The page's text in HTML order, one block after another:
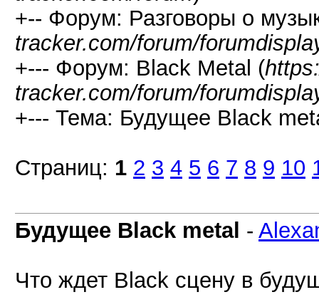
+-- Форум: Разговоры о
tracker.com/forum/
+--- Форум: Black Metal (
tracker.com/forum/
+--- Тема: Будущее Black
Страниц: 1 2 3 4 5 6 7 8 9 10
Будущее Black metal -
Что ждет Black сцену в